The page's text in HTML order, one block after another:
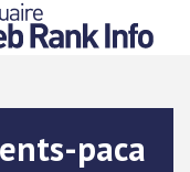
paca